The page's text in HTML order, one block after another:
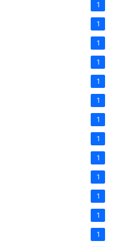
1
1
1
1
1
1
1
1
1
1
1
1
1